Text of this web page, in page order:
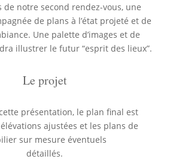
de notre second rendez-vous, une
de plans à l’état projeté et de
Une palette d’images et de
illustrer le futur “esprit des lieux”.
Le projet
présentation, le plan final est
ajustées et les plans de
sur mesure éventuels
détaillés.